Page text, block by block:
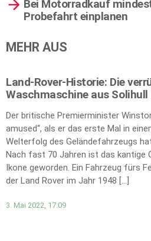
Bei Motorradkauf
Probefahrt einplanen
MEHR AUS
Land-Rover-Historie: Die
Waschmaschine aus Solihull
Der britische Premierminister
amused“, als er das erste Mal in
Welterfolg des Geländefahrzeugs
Nach fast 70 Jahren ist das kantige
Ikone geworden. Ein Fahrzeug fürs
der Land Rover im Jahr 1948 […]
3. Mai 2022, 17:09